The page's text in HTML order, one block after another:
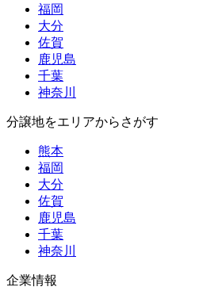
福岡
大分
佐賀
鹿児島
千葉
神奈川
分譲地をエリアからさがす
熊本
福岡
大分
佐賀
鹿児島
千葉
神奈川
企業情報